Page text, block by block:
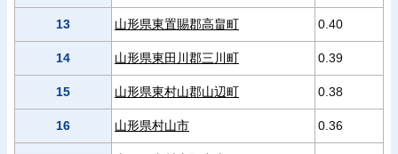
13 山形県東置賜郡高畠町 0.40
14 山形県東田川郡三川町 0.39
15 山形県東村山郡山辺町 0.38
16 山形県村山市 0.36